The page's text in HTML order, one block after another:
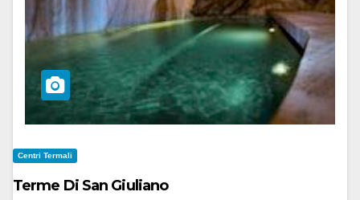
Centri Termali
Terme Di San Giuliano